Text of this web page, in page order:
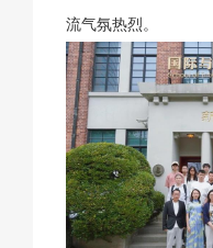
流气氛热烈。